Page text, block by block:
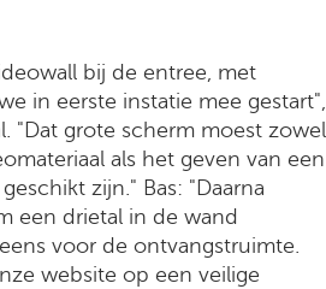
bij de entree, met
in eerste instatie mee gestart",
"Dat grote scherm moest zowel
als het geven van een
zijn." Bas: "Daarna
een drietal in de wand
voor de ontvangstruimte.
website op een veilige